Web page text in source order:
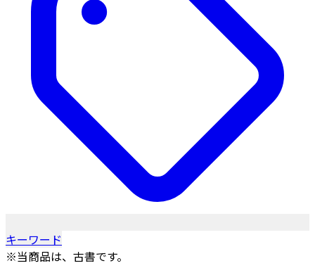
キーワード
※当商品は、古書です。